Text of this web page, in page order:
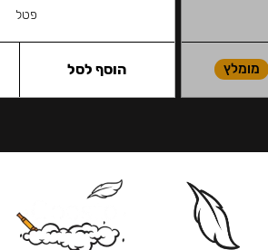
מומלץ
פטל
הוסף לסל